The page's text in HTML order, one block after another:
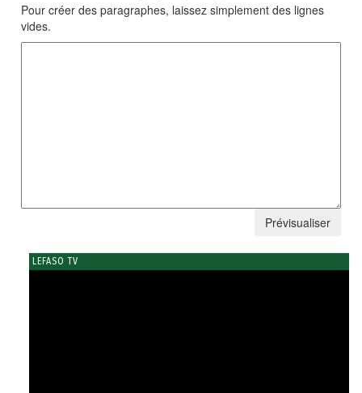
Pour créer des paragraphes, laissez simplement des lignes
vides.
LEFASO TV